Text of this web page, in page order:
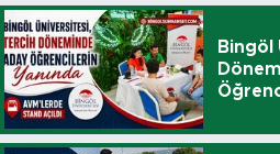
Bingöl